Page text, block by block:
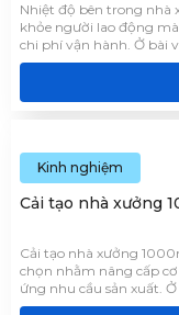
Nhiệt độ bên trong nhà
khỏe người lao động
chi phí vận hành. Ở bài
giải pháp giảm nhiệt
làm việc thông thoáng
Kinh nghiệm
Cải tạo nhà xưởng
Cải tạo nhà xưởng
chọn nhằm nâng cấp
ứng nhu cầu sản xuất.
hiểu chi tiết hơn về chi